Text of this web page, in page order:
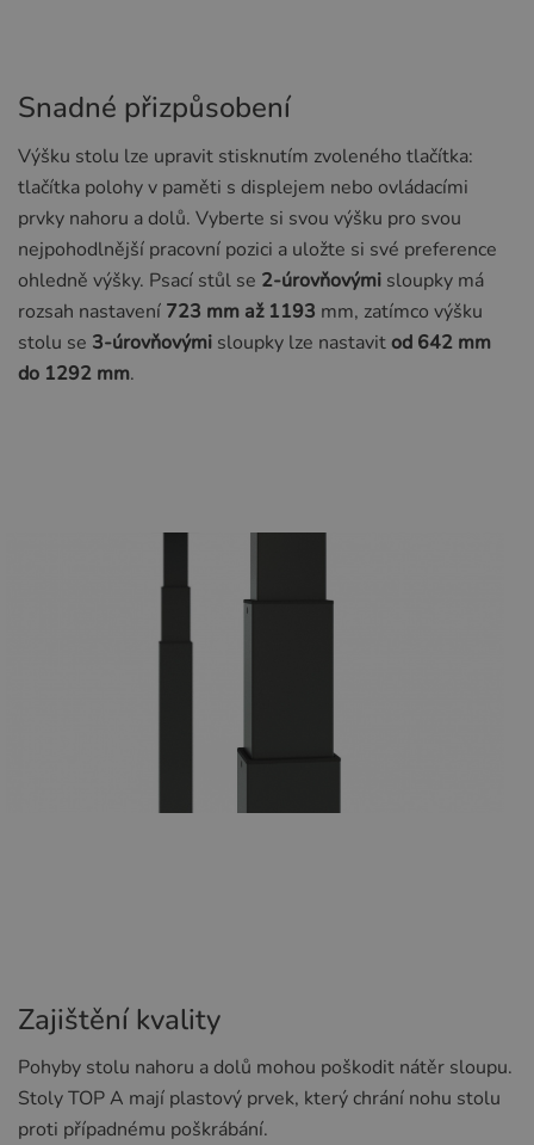
Snadné přizpůsobení
Výšku stolu lze upravit stisknutím zvoleného tlačítka:
tlačítka polohy v paměti s displejem nebo ovládacími
prvky nahoru a dolů. Vyberte si svou výšku pro svou
nejpohodlnější pracovní pozici a uložte si své preference
ohledně výšky. Psací stůl se 2-úrovňovými sloupky má
rozsah nastavení 723 mm až 1193 mm, zatímco výšku
stolu se 3-úrovňovými sloupky lze nastavitod 642 mm
do 1292 mm.
Zajištění kvality
Pohyby stolu nahoru a dolů mohou poškodit nátěr sloupu.
Stoly TOP A mají plastový prvek, který chrání nohu stolu
proti případnému poškrábání.